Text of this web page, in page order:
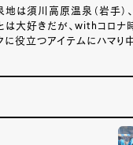
は須川高原温泉（岩手）
は大好きだが、withコロナ
に役立つアイテムにハマり